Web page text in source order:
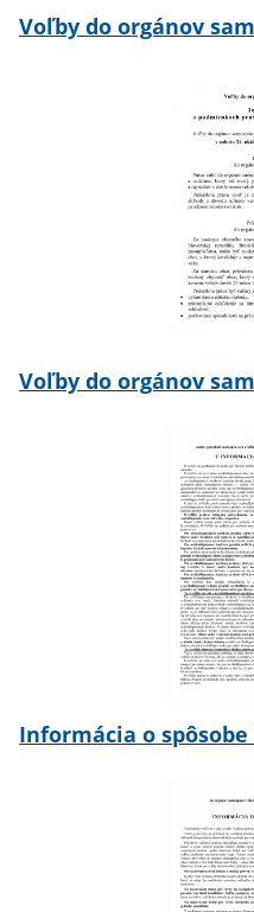
Voľby do orgánov
Voľby do orgánov
Informácia o